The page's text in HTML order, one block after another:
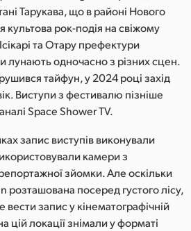
Тарукава, що в районі Нового
культова рок-подія на свіжому
та Отару префектури
лунають одночасно з різних сцен.
тайфун, у 2024 році захід
Виступи з фестивалю пізніше
Space Shower TV.
запис виступів виконували
камери з
зйомки. Але оскільки
посеред густого лісу,
запис у кінематографічній
цій локації знімали у форматі